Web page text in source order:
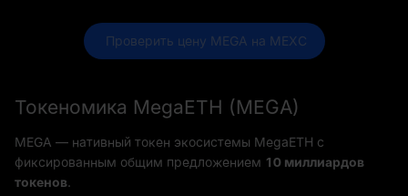
Проверить цену MEGA на MEXC
Токеномика MegaETH (MEGA)
MEGA — нативный токен экосистемы MegaETH с
фиксированным общим предложением 10 миллиардов
токенов.